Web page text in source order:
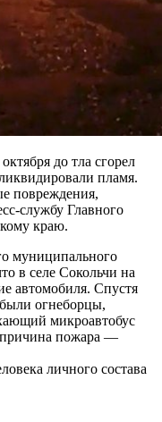
до тла сгорел
пламя.
повреждения,
службу Главного
краю.
муниципального
в селе Сокольчи на
автомобиля. Спустя
огнеборцы,
микроавтобус
пожара —
личного состава